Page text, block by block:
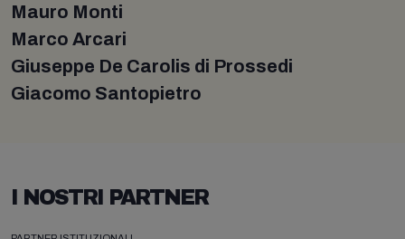
Mauro Monti
Marco Arcari
Giuseppe De Carolis di Prossedi
Giacomo Santopietro
I NOSTRI PARTNER